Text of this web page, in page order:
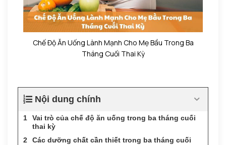
Chế Độ Ăn Uống Lành Mạnh Cho Mẹ Bầu Trong Ba
Tháng Cuối Thai Kỳ
Nội dung chính
Vai trò của chế độ ăn uống trong ba tháng cuối
thai kỳ
Các dưỡng chất cần thiết trong ba tháng cuối